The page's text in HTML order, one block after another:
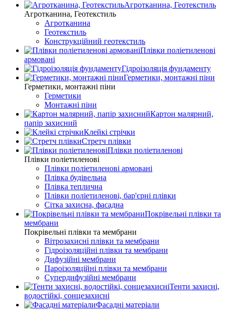
Агротканина, Геотекстиль
Агротканина, Геотекстиль
Агротканина
Геотекстиль
Конструкційний геотекстиль
Плівки поліетиленові
армовані
Гідроізоляція фундаменту
Герметики, монтажні піни
Герметики, монтажні піни
Герметики
Монтажні піни
Картон малярний,
папір захисний
Клейкі стрічки
Стретч плівки
Плівки поліетиленові
Плівки поліетиленові
Плівки поліетиленові армовані
Плівка будівельна
Плівка теплична
Плівки поліетиленові, бар'єрні плівки
Сітка захисна, фасадна
Покрівельні плівки та
мембрани
Покрівельні плівки та мембрани
Вітрозахисні плівки та мембрани
Гідроізоляційні плівки та мембрани
Дифузійні мембрани
Пароізоляційні плівки та мембрани
Супердифузійні мембрани
Тенти захисні,
водостійкі, сонцезахисні
Фасадні матеріали